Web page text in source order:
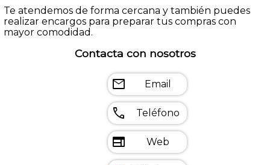
Te atendemos de forma cercana y también puedes
realizar encargos para preparar tus compras con
mayor comodidad.
Contacta con nosotros
mail Email
call Teléfono
web Web